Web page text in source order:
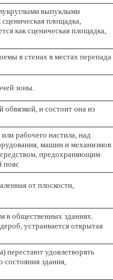
выпуклыми
площадка,
как сценическая площадка,
в стенах в местах перепада
зоны.
и состоит она из
рабочего настила, над
машин и механизмов
предохраняющим
пояс
от плоскости,
общественных зданиях.
устраивается открытая
перестают удовлетворять
здания,